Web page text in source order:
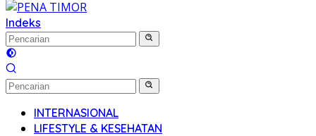
Indeks
INTERNASIONAL
LIFESTYLE & KESEHATAN